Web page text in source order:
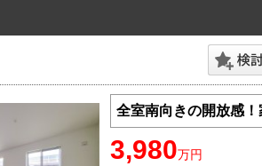
全室南向きの開放感
3,980万円